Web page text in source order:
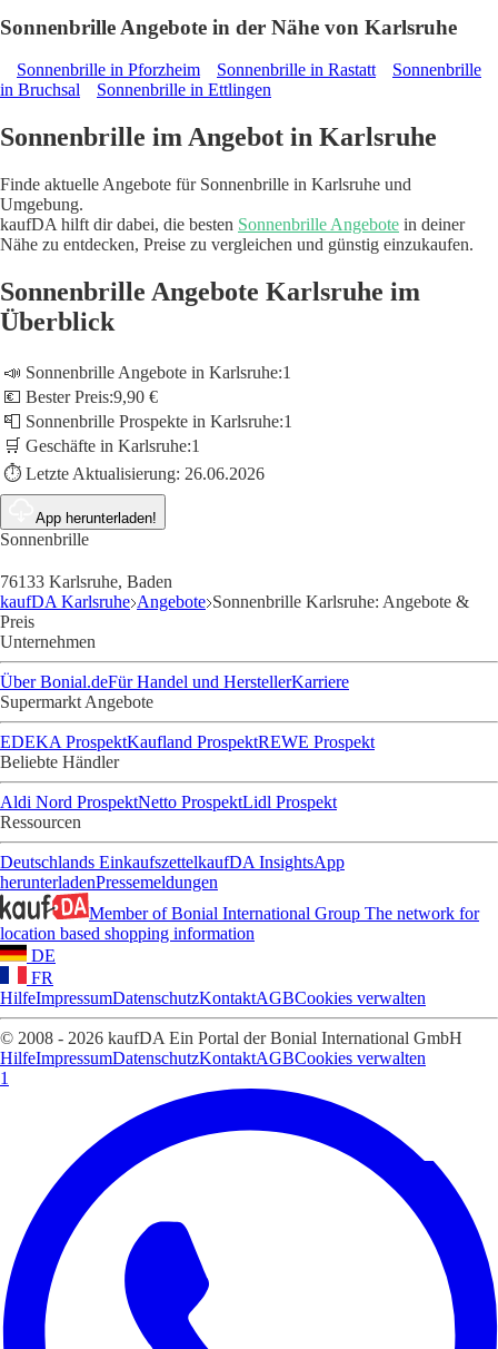
Sonnenbrille Angebote in der Nähe von Karlsruhe
Sonnenbrille in Pforzheim Sonnenbrille in Rastatt
Sonnenbrille
in Bruchsal
Sonnenbrille in Ettlingen
Sonnenbrille im Angebot in Karlsruhe
Finde aktuelle Angebote für Sonnenbrille in Karlsruhe und
Umgebung.
kaufDA hilft dir dabei, die besten Sonnenbrille Angebote in deiner
Nähe zu entdecken, Preise zu vergleichen und günstig einzukaufen.
Sonnenbrille Angebote Karlsruhe im
Überblick
📣 Sonnenbrille Angebote in Karlsruhe:1
💶 Bester Preis:9,90 €
📮 Sonnenbrille Prospekte in Karlsruhe:1
🛒 Geschäfte in Karlsruhe:1
⏱️ Letzte Aktualisierung: 26.06.2026
App herunterladen!
Sonnenbrille
76133 Karlsruhe, Baden
kaufDA Karlsruhe Angebote Sonnenbrille Karlsruhe: Angebote &
Preis
Unternehmen
Über Bonial.deFür Handel und HerstellerKarriere
Supermarkt Angebote
EDEKA ProspektKaufland ProspektREWE Prospekt
Beliebte Händler
Aldi Nord ProspektNetto ProspektLidl Prospekt
Ressourcen
Deutschlands EinkaufszettelkaufDA InsightsApp
herunterladenPressemeldungen
Member of Bonial International Group The network for
location based shopping information
DE
FR
HilfeImpressumDatenschutzKontaktAGBCookies verwalten
© 2008 - 2026 kaufDA Ein Portal der Bonial International GmbH
HilfeImpressumDatenschutzKontaktAGBCookies verwalten
1